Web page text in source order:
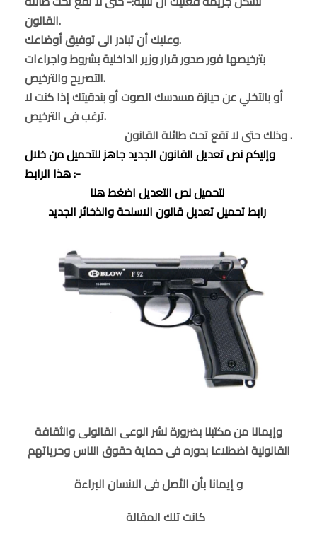
القانون.
وعليك أن تبادر الى توفيق أوضاعك.
بترخيصها فور صدور قرار وزير الداخلية بشروط واجراءات
التصريح والترخيص.
أو بالتخلي عن حيازة مسدسك الصوت أو بندقيتك إذا كنت لا
ترغب فى الترخيص.
وذلك حتى لا تقع تحت طائلة القانون .
وإليكم نص تعديل القانون الجديد جاهز للتحميل من خلال
هذا الرابط :-
وإيمانا من مكتبنا بضرورة نشر الوعى القانونى والثقافة
القانونية اضطلاعا بدوره فى حماية حقوق الناس وحرياتهم
و إيمانا بأن الأصل فى الانسان البراءة
كانت تلك المقالة